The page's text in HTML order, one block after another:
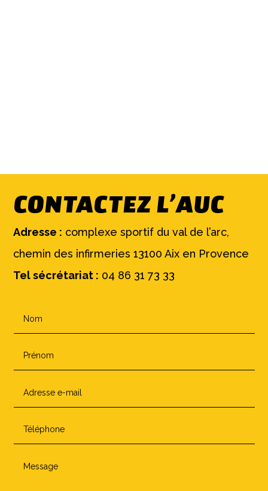
CONTACTEZ L’AUC
Adresse : complexe sportif du val de l’arc,
chemin des infirmeries 13100 Aix en Provence
Tel sécrétariat : 04 86 31 73 33